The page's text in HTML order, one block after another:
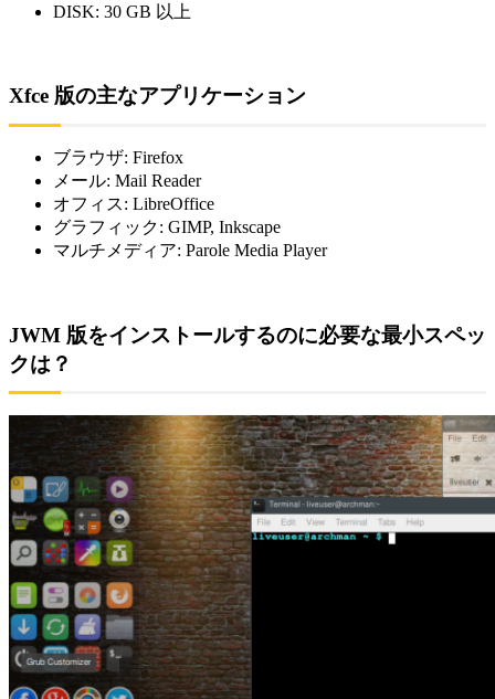
DISK: 30 GB 以上
Xfce 版の主なアプリケーション
ブラウザ: Firefox
メール: Mail Reader
オフィス: LibreOffice
グラフィック: GIMP, Inkscape
マルチメディア: Parole Media Player
JWM 版をインストールするのに必要な最小スペッ
クは？